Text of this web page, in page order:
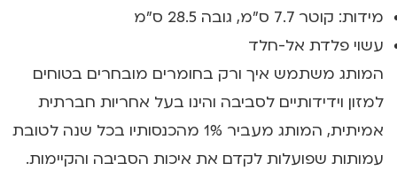
מידות: קוטר 7.7 ס"מ, גובה 28.5 ס"מ
עשוי פלדת אל-חלד
המותג משתמש איך ורק בחומרים מובחרים בטוחים
למזון וידידותיים לסביבה והינו בעל אחריות חברתית
אמיתית, המותג מעביר 1% מהכנסותיו בכל שנה לטובת
עמותות שפועלות לקדם את איכות הסביבה והקיימות.